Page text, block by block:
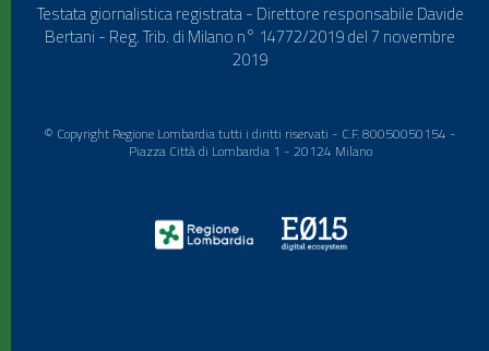
Testata giornalistica registrata - Direttore responsabile Davide
Bertani - Reg. Trib. di Milano n° 14772/2019 del 7 novembre
2019
© Copyright Regione Lombardia tutti i diritti riservati - C.F. 80050050154 -
Piazza Città di Lombardia 1 - 20124 Milano